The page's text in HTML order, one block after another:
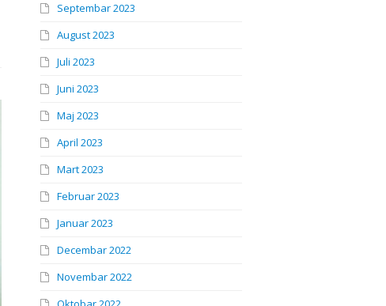
Septembar 2023
August 2023
Juli 2023
Juni 2023
Maj 2023
April 2023
Mart 2023
Februar 2023
Januar 2023
Decembar 2022
Novembar 2022